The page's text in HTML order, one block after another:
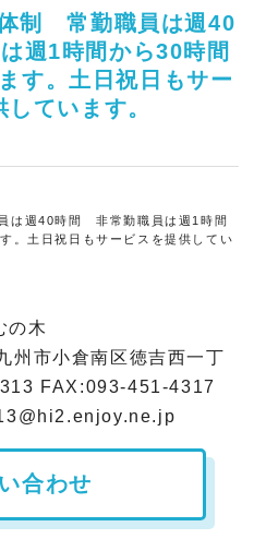
制 常勤職員は週40
週1時間から30時間
す。土日祝日もサー
しています。
は週40時間 非常勤職員は週1時間
。土日祝日もサービスを提供してい
の木
州市小倉南区徳吉西一丁
FAX:093-451-4317
合わせ